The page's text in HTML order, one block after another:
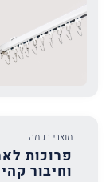
מוצרי רקמה
פרוכות
וחיבור